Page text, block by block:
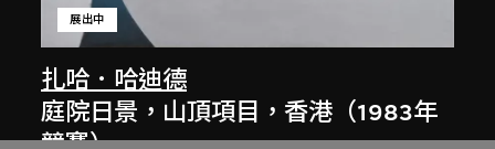
扎哈．哈迪德
展出中
庭院日景，山頂項目，香港（1983年